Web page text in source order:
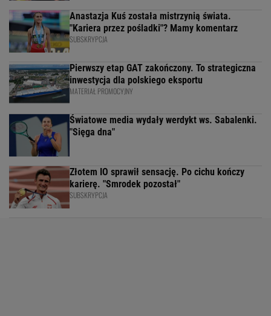
Anastazja Kuś została mistrzynią świata.
"Kariera przez pośladki"? Mamy komentarz
SUBSKRYPCJA
Pierwszy etap GAT zakończony. To strategiczna
inwestycja dla polskiego eksportu
MATERIAŁ PROMOCYJNY
Światowe media wydały werdykt ws. Sabalenki.
"Sięga dna"
Złotem IO sprawił sensację. Po cichu kończy
karierę. "Smrodek pozostał"
SUBSKRYPCJA